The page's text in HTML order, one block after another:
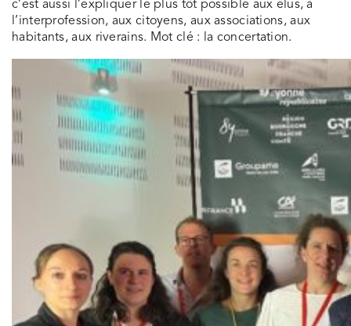
c’est aussi l’expliquer le plus tôt possible aux élus, à
l’interprofession, aux citoyens, aux associations, aux
habitants, aux riverains. Mot clé : la concertation.